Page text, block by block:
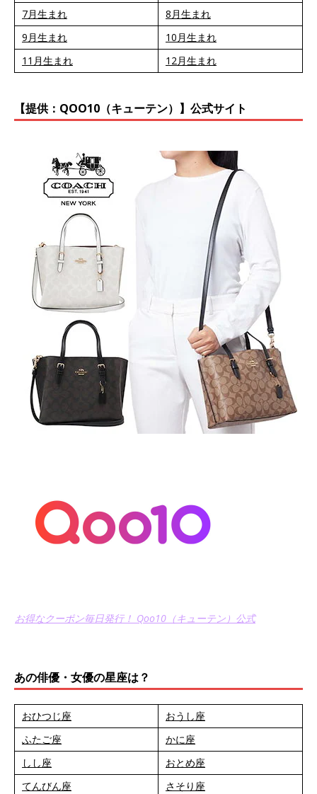
7月生まれ
8月生まれ
9月生まれ
10月生まれ
11月生まれ
12月生まれ
【提供：QOO10（キューテン）】公式サイト
お得なクーポン毎日発行！ Qoo10（キューテン）公式
あの俳優・女優の星座は？
おひつじ座
おうし座
ふたご座
かに座
しし座
おとめ座
てんびん座
さそり座